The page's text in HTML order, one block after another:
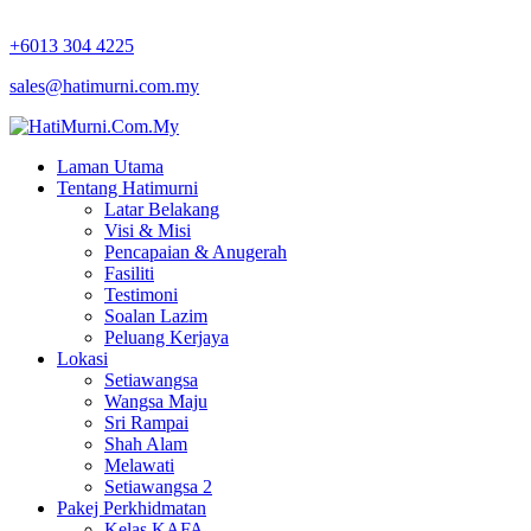
+6013 304 4225
sales@hatimurni.com.my
Laman Utama
Tentang Hatimurni
Latar Belakang
Visi & Misi
Pencapaian & Anugerah
Fasiliti
Testimoni
Soalan Lazim
Peluang Kerjaya
Lokasi
Setiawangsa
Wangsa Maju
Sri Rampai
Shah Alam
Melawati
Setiawangsa 2
Pakej Perkhidmatan